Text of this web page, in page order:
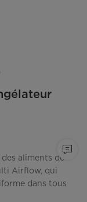
aliments de
Airflow, qui
dans tous